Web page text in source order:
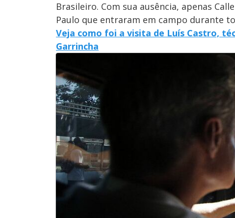
Brasileiro. Com sua ausência, apenas
Paulo que entraram em campo durante
Veja como foi a visita de Luís Castro,
Garrincha